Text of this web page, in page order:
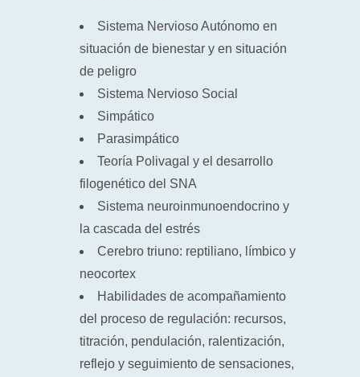
Sistema Nervioso Autónomo en
situación de bienestar y en situación
de peligro
Sistema Nervioso Social
Simpático
Parasimpático
Teoría Polivagal y el desarrollo
filogenético del SNA
Sistema neuroinmunoendocrino y
la cascada del estrés
Cerebro triuno: reptiliano, límbico y
neocortex
Habilidades de acompañamiento
del proceso de regulación: recursos,
titración, pendulación, ralentización,
reflejo y seguimiento de sensaciones,